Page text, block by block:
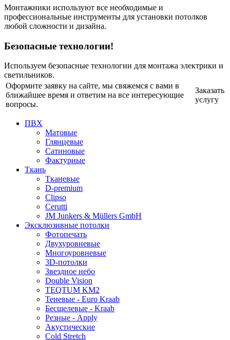
Монтажники используют все необходимые и
профессиональные инструменты для установки потолков
любой сложности и дизайна.
Безопасные технологии!
Используем безопасные технологии для монтажа электрики и
светильников.
Оформите заявку на сайте, мы свяжемся с вами в
ближайшее время и ответим на все интересующие
вопросы.
Заказать
услугу
ПВХ
Матовые
Глянцевые
Сатиновые
Фактурные
Ткань
Тканевые
D-premium
Clipso
Cerutti
JM Junkers & Müllers GmbH
Эксклюзивные потолки
Фотопечать
Двухуровневые
Многоуровневые
3D-потолки
Звездное небо
Double Vision
TEQTUM KM2
Теневые - Euro Kraab
Бесщелевые - Kraab
Резные - Apply
Акустические
Cold Stretch